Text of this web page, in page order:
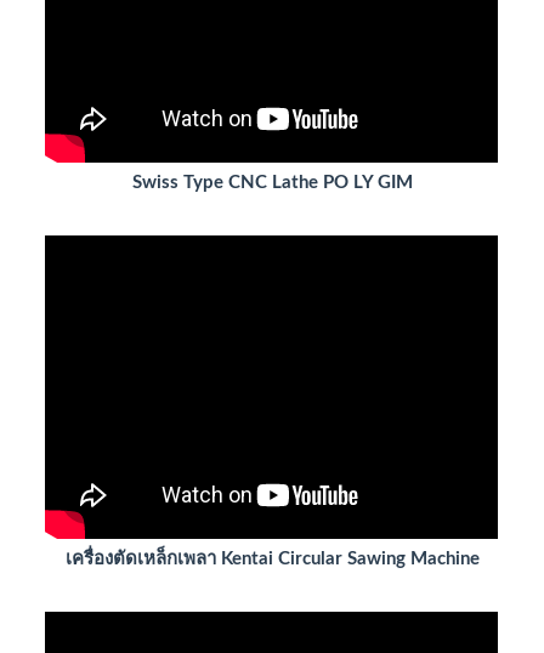
Swiss Type CNC Lathe PO LY GIM
เครื่องตัดเหล็กเพลา Kentai Circular Sawing Machine